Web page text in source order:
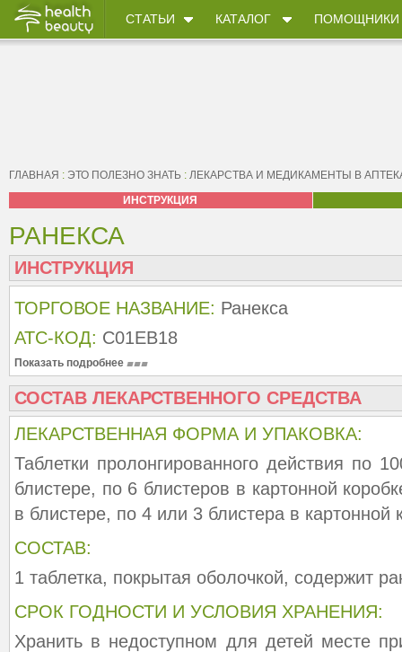
СТАТЬИ КАТАЛОГ ПОМОЩНИКИ
ГЛАВНАЯ : ЭТО ПОЛЕЗНО ЗНАТЬ : ЛЕКАРСТВА И МЕДИКАМЕНТЫ В
ИНСТРУКЦИЯ
РАНЕКСА
ИНСТРУКЦИЯ
ТОРГОВОЕ НАЗВАНИЕ: Ранекса
АТС-КОД: C01EB18
Показать подробнее
СОСТАВ ЛЕКАРСТВЕННОГО СРЕДСТВА
ЛЕКАРСТВЕННАЯ ФОРМА И УПАКОВКА:
Таблетки пролонгированного действия по
блистере, по 6 блистеров в картонной
в блистере, по 4 или 3 блистера в картонной
СОСТАВ:
1 таблетка, покрытая оболочкой, содержит
СРОК ГОДНОСТИ И УСЛОВИЯ ХРАНЕНИЯ:
Хранить в недоступном для детей месте